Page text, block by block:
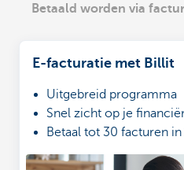
Betaald worden via
E-facturatie met Billit
Uitgebreid programma
Snel zicht op je
Betaal tot 30 facturen in